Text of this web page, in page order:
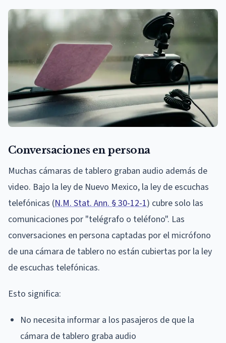
Conversaciones en persona
Muchas cámaras de tablero graban audio además de
video. Bajo la ley de Nuevo Mexico, la ley de escuchas
telefónicas (N.M. Stat. Ann. § 30-12-1) cubre solo las
comunicaciones por "telégrafo o teléfono". Las
conversaciones en persona captadas por el micrófono
de una cámara de tablero no están cubiertas por la ley
de escuchas telefónicas.
Esto significa:
No necesita informar a los pasajeros de que la
cámara de tablero graba audio